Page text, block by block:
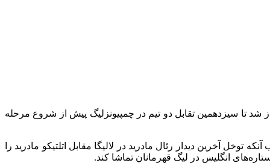
شد تا سیزدهمین تقابل دو تیم در چمپیونزلیگ پیش از شروع مرحله
آنکه توخل آخرین دیدار رئال مادريد در لالیگا مقابل اتلتیکو مادرید را
انگلیس در لیگ قهرمانان تماشا کند.